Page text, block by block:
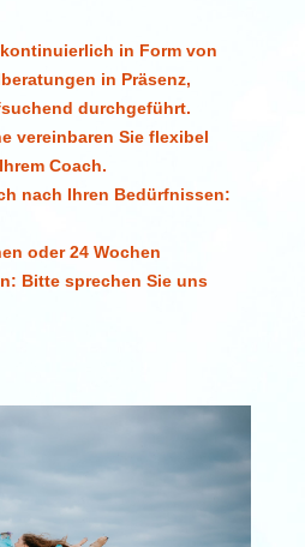
in Form von
in Präsenz,
durchgeführt.
vereinbaren Sie flexibel
Coach.
nach Ihren Bedürfnissen:
oder 24 Wochen
Bitte sprechen Sie uns